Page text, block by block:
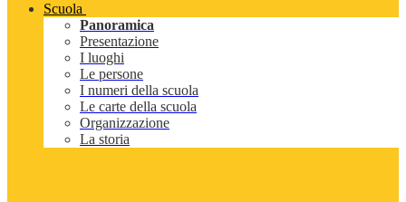
Scuola
Panoramica
Presentazione
I luoghi
Le persone
I numeri della scuola
Le carte della scuola
Organizzazione
La storia